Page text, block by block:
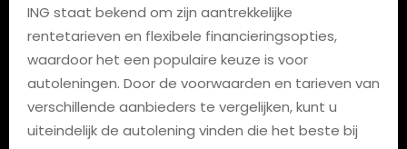
ING staat bekend om zijn aantrekkelijke
rentetarieven en flexibele financieringsopties,
waardoor het een populaire keuze is voor
autoleningen. Door de voorwaarden en tarieven van
verschillende aanbieders te vergelijken, kunt u
uiteindelijk de autolening vinden die het beste bij